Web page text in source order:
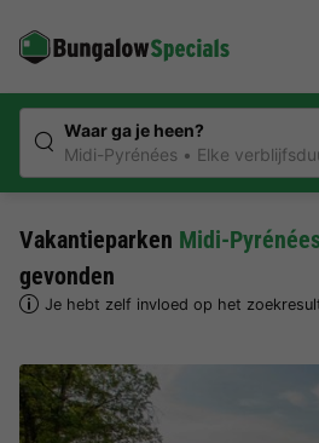
Waar ga je heen?
Midi-Pyrénées
Elke
Vakantieparken Midi-
gevonden
Je hebt zelf invloed op het